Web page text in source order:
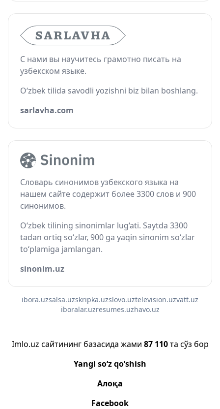
С нами вы научитесь грамотно писать на
узбекском языке.
O‘zbek tilida savodli yozishni biz bilan boshlang.
sarlavha.com
Словарь синонимов узбекского языка на
нашем сайте содержит более 3300 слов и 900
синонимов.
O‘zbek tilining sinonimlar lug‘ati. Saytda 3300
tadan ortiq so‘zlar, 900 ga yaqin sinonim so‘zlar
to‘plamiga jamlangan.
sinonim.uz
ibora.uzsalsa.uzskripka.uzslovo.uztelevision.uzvatt.uz
iboralar.uzresumes.uzhavo.uz
Imlo.uz сайтининг базасида жами 87 110та сўз бор
Yangi so‘z qo‘shish
Алоқа
Facebook